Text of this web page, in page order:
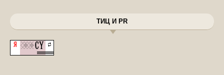
ТИЦ И PR